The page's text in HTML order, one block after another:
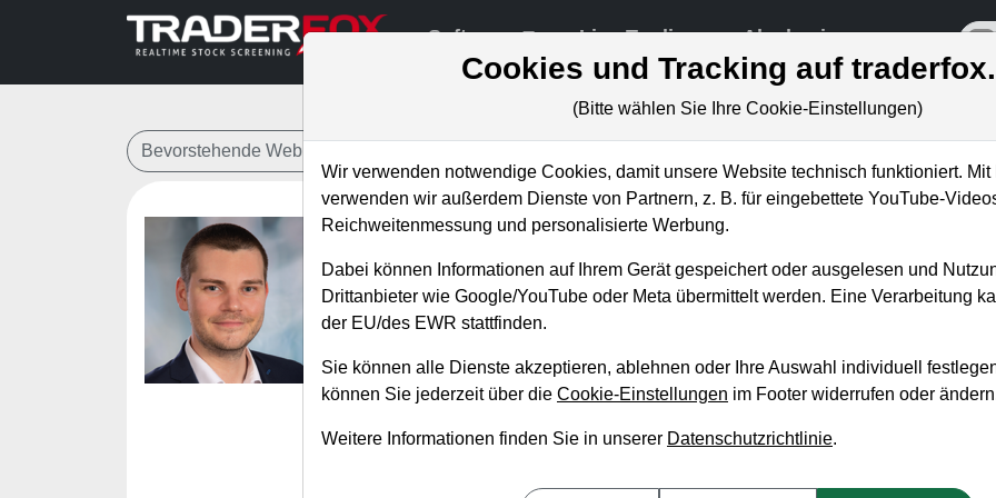
Software Live-Trading Akademie
Bevorstehende Webinare
Das sind die aktuellen Leader-Stocks
Technologiesektor!
Referent:Andreas Zehetner
Im vergangenen Jahr zählten die Technologieaktien zu den großen Verlierern.
möglicherweise raschere Entspannung der Inflation sorgen innerhalb des
Rückenwind. Aus Korrekturphasen heraus geben sich immer wieder neue
Cookies und Tracking auf
(Bitte wählen Sie Ihre Cookie-Einstellungen)
Wir verwenden notwendige Cookies, damit unsere Website technisch funktioniert.
verwenden wir außerdem Dienste von Partnern, z. B. für eingebettete YouTube-
Reichweitenmessung und personalisierte Werbung.
Dabei können Informationen auf Ihrem Gerät gespeichert oder ausgelesen und
Drittanbieter wie Google/YouTube oder Meta übermittelt werden. Eine Verarbeitung
der EU/des EWR stattfinden.
Sie können alle Dienste akzeptieren, ablehnen oder Ihre Auswahl individuell
können Sie jederzeit über die Cookie-Einstellungen im Footer widerrufen oder
Weitere Informationen finden Sie in unserer Datenschutzrichtlinie.